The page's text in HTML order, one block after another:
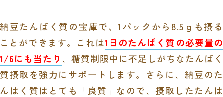
納豆たんぱく質の宝庫で、1パックから8.5ｇも摂る
ことができます。これは1日のたんぱく質の必要量の
1/6にも当たり 、糖質制限中に不足しがちなたんぱく
質摂取を強力にサポートします。さらに、納豆のた
んぱく質はとても「良質」なので、摂取したたんぱ